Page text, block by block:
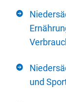
und